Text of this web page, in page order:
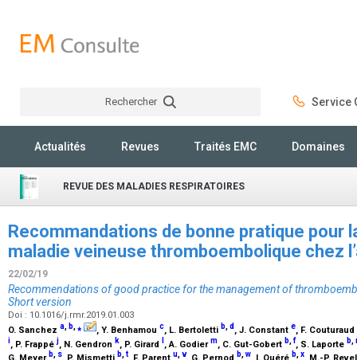
Rechercher Service
Actualités Revues Traités EMC Domaines
REVUE DES MALADIES RESPIRATOIRES
Recommandations de bonne pratique pour
maladie veineuse thromboembolique chez
22/02/19
Recommendations of good practice for the management of
Short version
Doi : 10.1016/j.rmr.2019.01.003
O. Sanchez a, b,⁎ , Y. Benhamou c, L. Bertoletti b,d , J. Constant e, F. Couturaud
i, P. Frappéj, N. Gendron k, P. Girard , A. Godierm, C. Gut-Gobert b f, S. Laporte b
b, s b,t u,v b,w b,x